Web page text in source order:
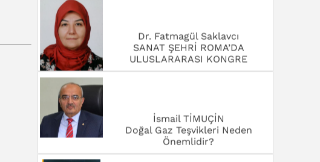
Dr. Fatmagül Saklavcı
SANAT ŞEHRİ ROMA’DA
ULUSLARARASI KONGRE
İsmail TİMUÇİN
Doğal Gaz Teşvikleri Neden
Önemlidir?